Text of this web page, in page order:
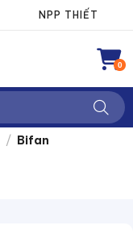
NPP THIẾT BỊ
0
/ Bifan